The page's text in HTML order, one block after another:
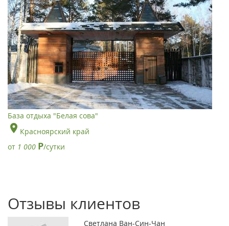
База отдыха "Белая сова"
Красноярский край
от 1 000 Р/сутки
Отзывы клиентов
Светлана Ван-Син-Чан